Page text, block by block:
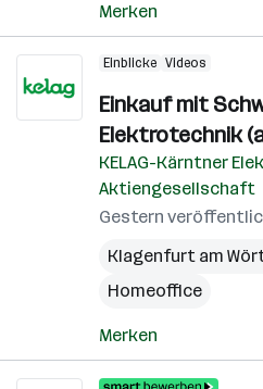
Merken
Einblicke Videos
Einkauf mit
Elektrotechnik
KELAG-Kärntner
Aktiengesellschaft
Gestern
Klagenfurt am
Homeoffice
Merken